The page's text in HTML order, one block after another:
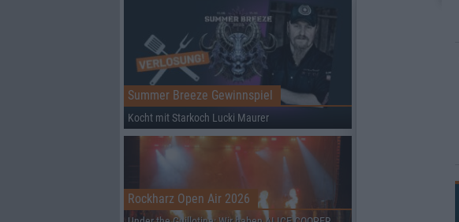
Summer Breeze Gewinnspiel
Kocht mit Starkoch Lucki Maurer
Rockharz Open Air 2026